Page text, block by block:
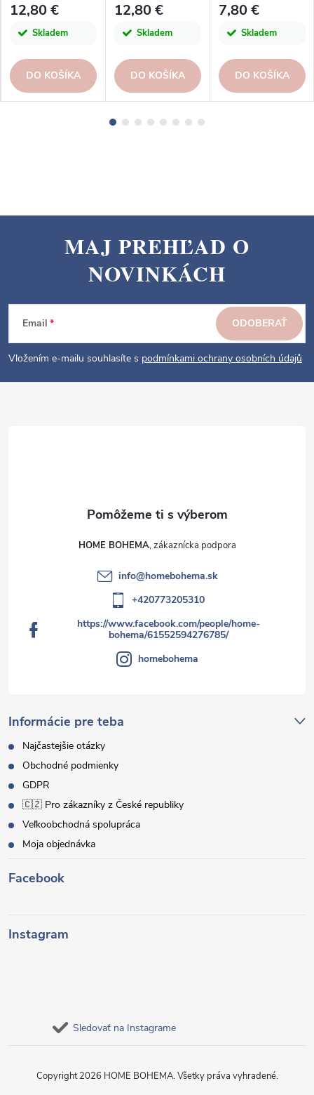
žltá|San Miguel
12,80 €
Skladem
DO KOŠÍKA
tmavo ružová|San
12,80 €
Skladem
DO KOŠÍKA
Miguel
7,80 €
Skladem
DO KOŠÍKA
p
e
MAJ PREHĽAD O
NOVINKÁCH
Email
Vložením e-mailu souhlasíte s podmínkami ochrany osobních údajů
ODOBERAŤ
Informácie pre teba
Najčastejšie otázky
Obchodné podmienky
GDPR
🇨🇿 Pro zákazníky z České republiky
Veľkoobchodná spolupráca
Moja objednávka
HOME BOHEMA
info@homebohema.sk
+420773205310
https://www.facebook.com/people/home-
bohema/61552594276785/
homebohema
Facebook
Instagram
Sledovať na Instagrame
Copyright 2026 HOME BOHEMA. Všetky práva vyhradené.